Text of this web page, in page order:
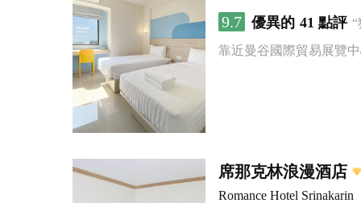
9.7 優異的 41 點評
靠近曼谷國際貿易展覽
席那克林浪漫酒店
Romance Hotel Srinakarin